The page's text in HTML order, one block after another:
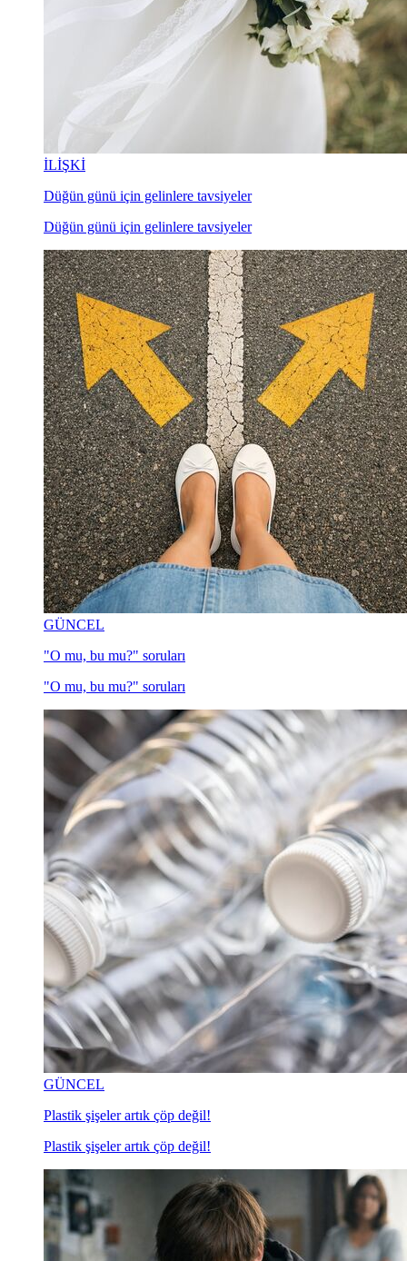
İLİŞKİ
Düğün günü için gelinlere tavsiyeler
Düğün günü için gelinlere tavsiyeler
GÜNCEL
"O mu, bu mu?" soruları
"O mu, bu mu?" soruları
GÜNCEL
Plastik şişeler artık çöp değil!
Plastik şişeler artık çöp değil!